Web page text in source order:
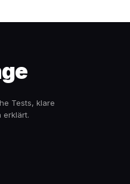
Tests, klare
erklärt.